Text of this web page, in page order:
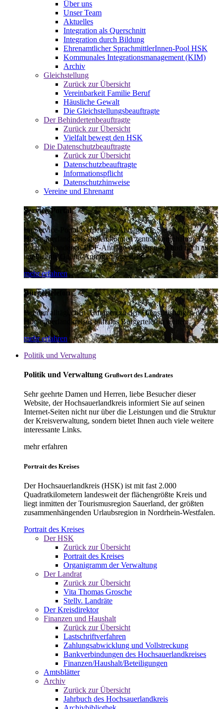
Über uns
Unser Team
Aktuelles
Integration als Querschnitt
Integration durch Bildung
Ehrenamtlicher SprachmittlerInnen-Pool HSK
Kommunales Integrationsmanagement (KIM)
Archiv
Gleichstellung
Zurück zur Übersicht
Vereinbarkeit Familie Beruf
Häusliche Gewalt
Die Gleichstellungsbeauftragte
Der Behindertenbeauftragte
Zurück zur Übersicht
Vielfalt bewegt den HSK
Die Datenschutzbeauftragte
Zurück zur Übersicht
Datenschutzbeauftragte
Informationspflicht
Datenschutzhinweise
Vereine und Ehrenamt
Service-Portal
Im Service-Portal werden alle Anträge die Sie an den
Hochsauerlandkreis stellen können zentral vorgehalten. Die
noch vorhandenen PDF-Anträge werden nach und nach auf
intelligente Online-Anträge umgestellt.
mehr erfahren
Bürgertelefon
Bei den alltäglichen Anfragen zu den Dienstleistungen des
Hochsauerlandkreises hilft das Bürgertelefon weiter.
mehr erfahren
Politik und Verwaltung
Politik und Verwaltung Grußwort des Landrates
Sehr geehrte Damen und Herren, liebe Besucher dieser
Website, der Hochsauerlandkreis informiert Sie auf seinen
Internet-Seiten nicht nur über die Leistungen und die Struktur
der Kreisverwaltung, sondern bietet Ihnen auch viele weitere
interessante Links.
mehr erfahren
Portrait des Kreises
Der Hochsauerlandkreis (HSK) ist mit fast 2.000
Quadratkilometern landesweit der flächengrößte Kreis und
liegt inmitten der Tourismusregion Sauerland, der größten
zusammenhängenden Urlaubsregion in Nordrhein-Westfalen.
Portrait des Kreises
Der HSK
Zurück zur Übersicht
Portrait des Kreises
Organigramm der Verwaltung
Der Landrat
Zurück zur Übersicht
Vita Thomas Grosche
Stellv. Landräte
Der Kreisdirektor
Finanzen und Haushalt
Zurück zur Übersicht
Lastschriftverfahren
Zahlungsabwicklung und Vollstreckung
Bankverbindungen des Hochsauerlandkreises
Finanzen/Haushalt/Beteiligungen
Amtsblätter
Archiv
Zurück zur Übersicht
Jahrbuch des Hochsauerlandkreis